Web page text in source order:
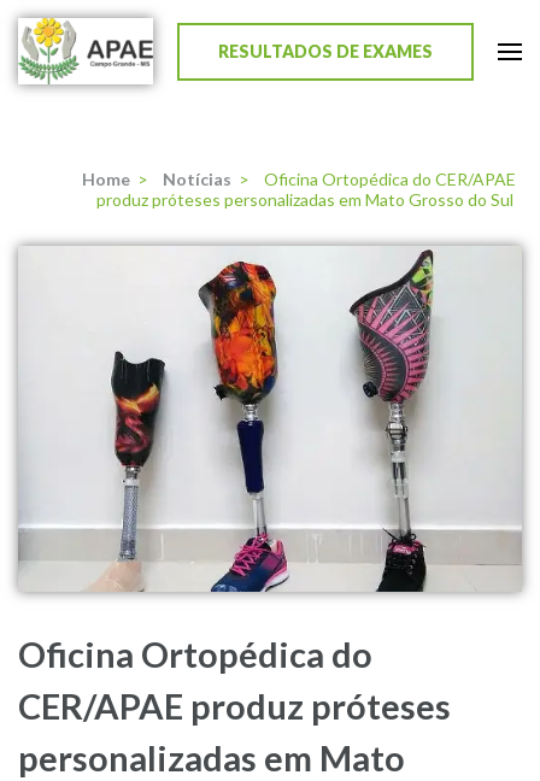
APAE de Campo Grande
RESULTADOS DE EXAMES
Home > Notícias >
Oficina Ortopédica do CER/APAE
produz próteses personalizadas em Mato Grosso do Sul
Oficina Ortopédica do
CER/APAE produz próteses
personalizadas em Mato